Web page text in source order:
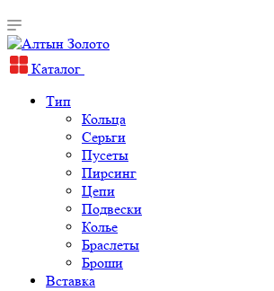
Каталог
Тип
Кольца
Серьги
Пусеты
Пирсинг
Цепи
Подвески
Колье
Браслеты
Броши
Вставка